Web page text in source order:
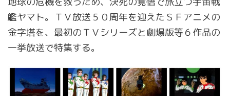
艦ヤマト。ＴＶ放送５０周年を迎えたＳＦアニメの
金字塔を、最初のＴＶシリーズと劇場版等６作品の
一挙放送で特集する。